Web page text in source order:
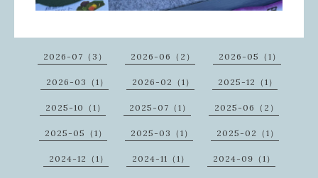
2026-07（3） 2026-06（2） 2026-05（1）
2026-03（1） 2026-02（1） 2025-12（1）
2025-10（1） 2025-07（1） 2025-06（2）
2025-05（1） 2025-03（1） 2025-02（1）
2024-12（1） 2024-11（1） 2024-09（1）